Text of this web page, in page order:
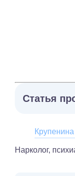
Статья
Нарколог,